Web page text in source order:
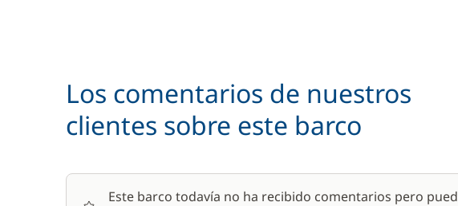
Los comentarios de nuestros
clientes sobre este barco
Este barco todavía no ha recibido comentarios pero